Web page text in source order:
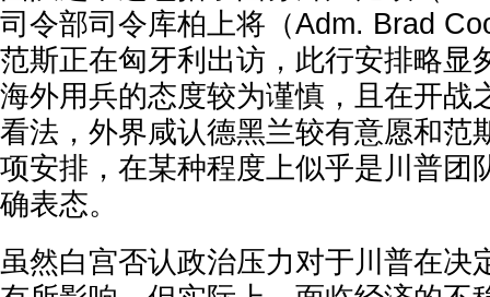
司令部司令库柏上将（Adm. Brad
范斯正在匈牙利出访，此行安排略显
海外用兵的态度较为谨慎，且在开战
看法，外界咸认德黑兰较有意愿和范
项安排，在某种程度上似乎是川普团
确表态。
虽然白宫否认政治压力对于川普在决